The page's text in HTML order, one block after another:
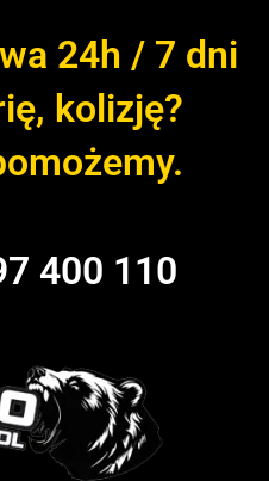
24h / 7 dni
kolizję?
400 110